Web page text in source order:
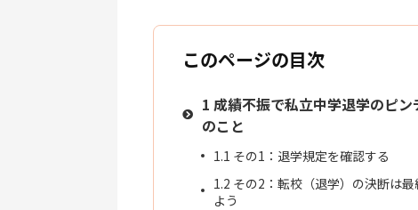
このページの目次
1 成績不振で私立中学退学のピ
のこと
1.1 その1：退学規定を確認する
1.2 その2：転校（退学）の決断は
よう